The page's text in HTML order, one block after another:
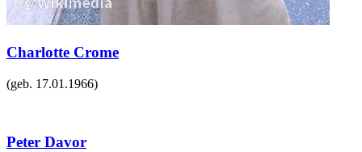
Charlotte Crome
(geb. 17.01.1966)
Peter Davor